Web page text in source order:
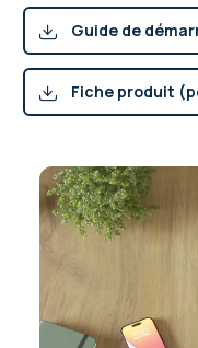
Guide de
Fiche produit